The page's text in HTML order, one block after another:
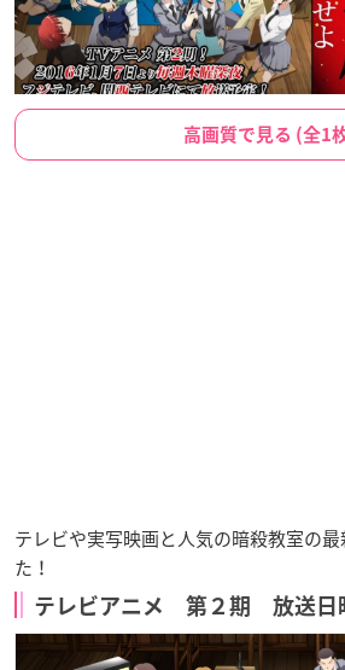
高画質で見る (全1
テレビや実写映画と人気の暗殺教室の
た！
テレビアニメ 第２期 放送日